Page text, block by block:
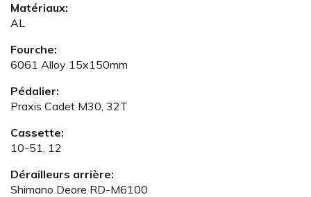
Matériaux:
AL
Fourche:
6061 Alloy 15x150mm
Pédalier:
Praxis Cadet M30, 32T
Cassette:
10-51, 12
Dérailleurs arrière:
Shimano Deore RD-M6100